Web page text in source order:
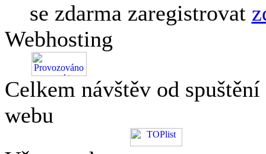
se zdarma zaregistrovat
Webhosting
Celkem návštěv od spuštění
webu